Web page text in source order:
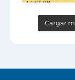
Cargar